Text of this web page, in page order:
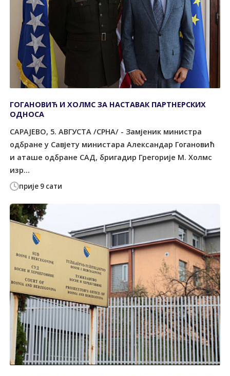
прије 9 сати
ГОГАНОВИЋ И ХОЛМС ЗА НАСТАВАК ПАРТНЕРСКИХ
ОДНОСА
САРАЈЕВО, 5. АВГУСТА /СРНА/ - Замјеник министра
одбране у Савјету министара Александар Гогановић
и аташе одбране САД, бригадир Грегорије М. Холмс
изр...